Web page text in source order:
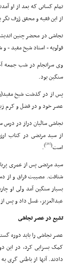
تمام کسانى که بعد از او
از این فقیه و محقق ژرف
نجاشى در محضر چنین
قولویه - استاد شیخ مفید -
سنگین بود.
پس از در گذشت شیخ
عصر خود و در فضل و کرم
نجاشى سالیان دراز در درس
از سید مرتضى در کتاب
است(
[26]
)
.
شتافت. مصیبت فراق و از
بسیار سنگین آمد ولى او
عبدالعزیز، غسل داد و پس
تشیع در عصر نجاشى
عصر نجاشى را باید دوره
دادند. آنها از باطنى گرى